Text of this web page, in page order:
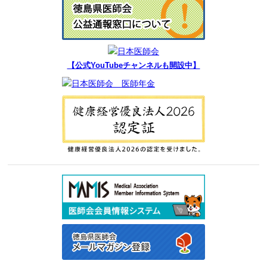
【公式YouTubeチャンネルも開設中】